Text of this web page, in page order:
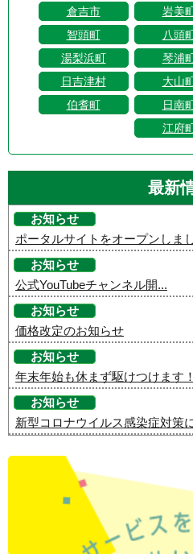
倉吉市
岩美
智頭町
八頭
湯梨浜町
琴浦
日吉津村
大山
伯耆町
日南
江府
最新
お知らせ
ポータルサイトをオープンしま
お知らせ
公式YouTubeチャンネル開...
お知らせ
価格改定のお知らせ
お知らせ
年末年始も休まず駆けつけます！
お知らせ
新型コロナウイルス感染症対策